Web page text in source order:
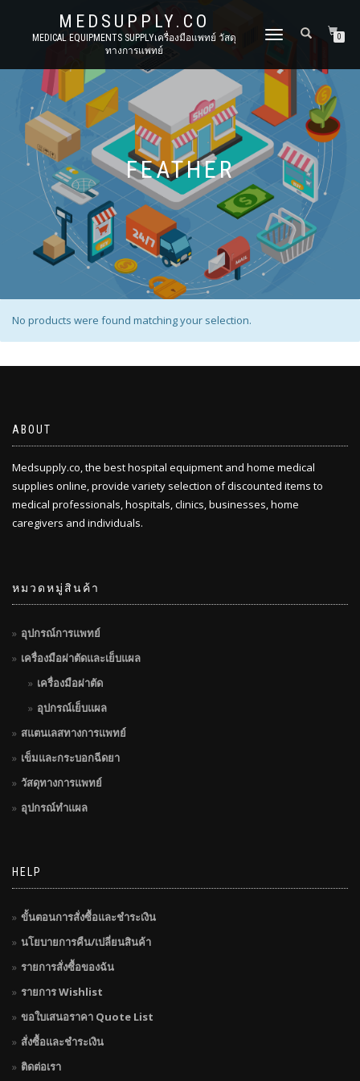
MEDSUPPLY.CO
MEDICAL EQUIPMENTS SUPPLYเครื่องมือแพทย์ วัสดุ
ทางการแพทย์
TOGGLE
0
FEATHER
No products were found matching your selection.
ABOUT
Medsupply.co, the best hospital equipment and home medical
supplies online, provide variety selection of discounted items to
medical professionals, hospitals, clinics, businesses, home
caregivers and individuals.
หมวดหมู่สินค้า
อุปกรณ์การแพทย์
เครื่องมือผ่าตัดและเย็บแผล
เครื่องมือผ่าตัด
อุปกรณ์เย็บแผล
สแตนเลสทางการแพทย์
เข็มและกระบอกฉีดยา
วัสดุทางการแพทย์
อุปกรณ์ทำแผล
HELP
ขั้นตอนการสั่งซื้อและชำระเงิน
นโยบายการคืน/เปลี่ยนสินค้า
รายการสั่งซื้อของฉัน
รายการ Wishlist
ขอใบเสนอราคา Quote List
สั่งซื้อและชำระเงิน
ติดต่อเรา